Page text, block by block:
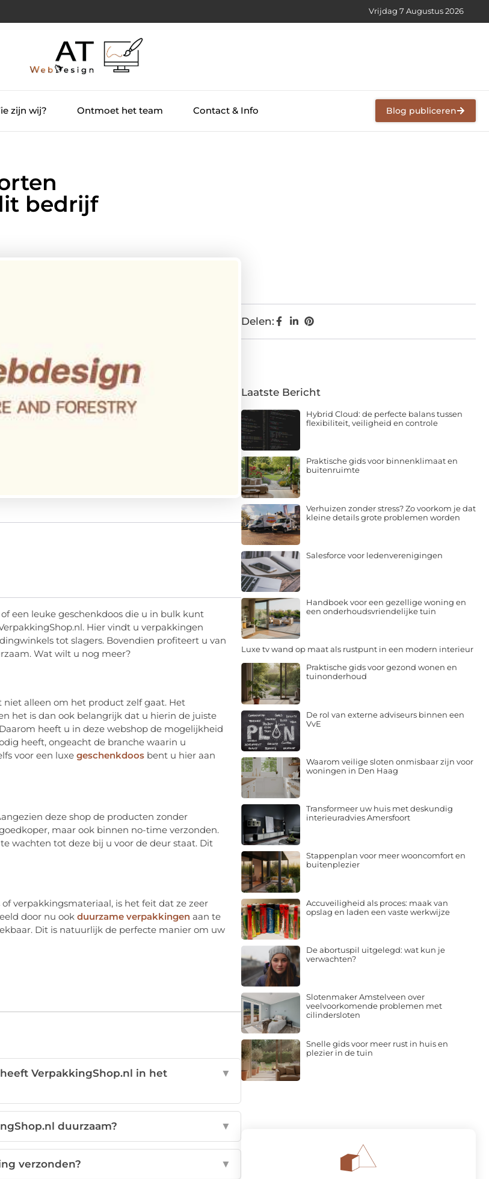
Vrijdag 7 Augustus 2026
zijn wij? Ontmoet het team Contact & Info Blog publiceren
bedrijf
een leuke geschenkdoos die u in bulk kunt
Hier vindt u verpakkingen
tot slagers. Bovendien profiteert u van
Wat wilt u nog meer?
alleen om het product zelf gaat. Het
het is dan ook belangrijk dat u hierin de juiste
heeft u in deze webshop de mogelijkheid
heeft, ongeacht de branche waarin u
voor een luxe geschenkdoos bent u hier aan
deze shop de producten zonder
maar ook binnen no-time verzonden.
wachten tot deze bij u voor de deur staat. Dit
verpakkingsmateriaal, is het feit dat ze zeer
door nu ook duurzame verpakkingen aan te
Dit is natuurlijk de perfecte manier om uw
VerpakkingShop.nl in het
▼
duurzaam? ▼
verzonden? ▼
Delen:
Laatste Bericht
Hybrid Cloud: de perfecte balans tussen
flexibiliteit, veiligheid en controle
Praktische gids voor binnenklimaat en
buitenruimte
Verhuizen zonder stress? Zo voorkom je dat
kleine details grote problemen worden
Salesforce voor ledenverenigingen
Handboek voor een gezellige woning en
een onderhoudsvriendelijke tuin
Luxe tv wand op maat als rustpunt in een modern interieur
Praktische gids voor gezond wonen en
tuinonderhoud
De rol van externe adviseurs binnen een
VvE
Waarom veilige sloten onmisbaar zijn voor
woningen in Den Haag
Transformeer uw huis met deskundig
interieuradvies Amersfoort
Stappenplan voor meer wooncomfort en
buitenplezier
Accuveiligheid als proces: maak van
opslag en laden een vaste werkwijze
De abortuspil uitgelegd: wat kun je
verwachten?
Slotenmaker Amstelveen over
veelvoorkomende problemen met
cilindersloten
Snelle gids voor meer rust in huis en
plezier in de tuin